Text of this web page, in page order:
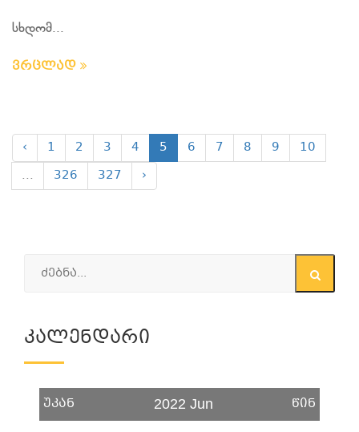
სხდომ...
ვრცლად
‹ 1 2 3 4 5 6 7 8 9
10
...
326 327 ›
Კალენდარი
უკან 2022 Jun წინ